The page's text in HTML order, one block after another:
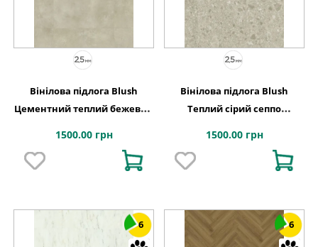
Вінілова підлога Blush
Цементний теплий бежевий
1500.00 грн
Вінілова підлога Blush
Теплий сірий сеппо
1500.00 грн
6 6